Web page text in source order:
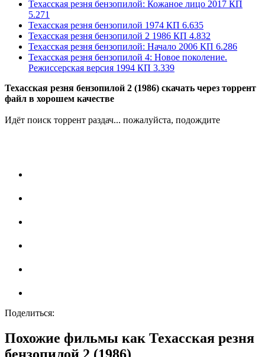
Техасская резня бензопилой: Кожаное лицо 2017 КП
5.271
Техасская резня бензопилой 1974 КП 6.635
Техасская резня бензопилой 2 1986 КП 4.832
Техасская резня бензопилой: Начало 2006 КП 6.286
Техасская резня бензопилой 4: Новое поколение.
Режиссерская версия 1994 КП 3.339
Техасская резня бензопилой 2 (1986) скачать через торрент
файл в хорошем качестве
Идёт поиск торрент раздач... пожалуйста, подождите
Поделиться:
Похожие фильмы как Техасская резня